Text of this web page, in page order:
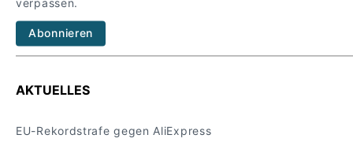
verpassen.
Abonnieren
AKTUELLES
EU-Rekordstrafe gegen AliExpress